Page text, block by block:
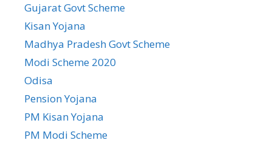
Gujarat Govt Scheme
Kisan Yojana
Madhya Pradesh Govt Scheme
Modi Scheme 2020
Odisa
Pension Yojana
PM Kisan Yojana
PM Modi Scheme